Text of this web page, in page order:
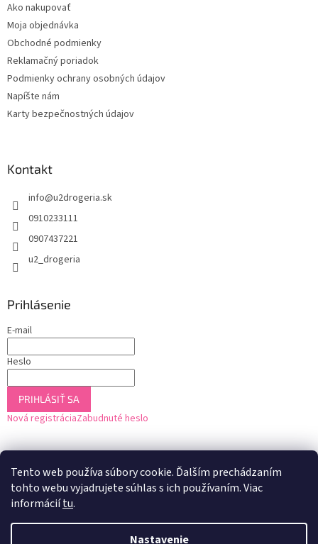
Tento web používa súbory cookie. Ďalším prechádzaním
tohto webu vyjadrujete súhlas s ich používaním. Viac
informáciítu.
Nastavenie
Ako nakupovať
Moja objednávka
Obchodné podmienky
Reklamačný poriadok
Podmienky ochrany osobných údajov
Napíšte nám
Karty bezpečnostných údajov
Kontakt
info@u2drogeria.sk
0910233111
0907437221
u2_drogeria
Prihlásenie
E-mail
Heslo
PRIHLÁSIŤ SA
Nová registráciaZabudnuté heslo